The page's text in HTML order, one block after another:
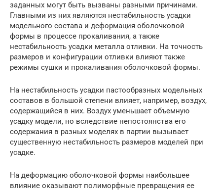
заданных могут быть вызваны разными причинами.
Главными из них являются нестабильность усадки
модельного состава и деформация оболочковой
формы в процессе прокаливания, а также
нестабильность усадки металла отливки. На точность
размеров и конфигурации отливки влияют также
режимы сушки и прокаливания оболочковой формы.
На нестабильность усадки пастообразных модельных
составов в большой степени влияет, например, воздух,
содержащийся в них. Воздух уменьшает объемную
усадку модели, но вследствие непостоянства его
содержания в разных моделях в партии вызывает
существенную нестабильность размеров моделей при
усадке.
На деформацию оболочковой формы наибольшее
влияние оказывают полиморфные превращения ее